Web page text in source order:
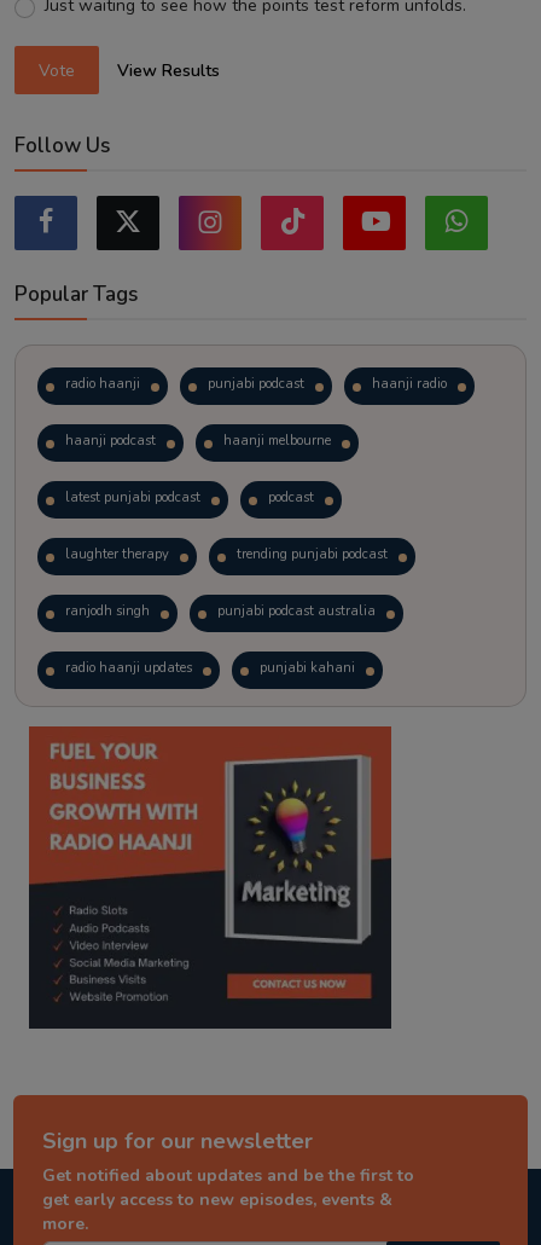
Just waiting to see how the points test reform unfolds.
Vote View Results
Follow Us
Popular Tags
radio haanji punjabi podcast haanji radio
haanji podcast haanji melbourne
latest punjabi podcast podcast
laughter therapy trending punjabi podcast
ranjodh singh punjabi podcast australia
radio haanji updates punjabi kahani
kitaab kahani punjabi story
Sign up for our newsletter
Get notified about updates and be the first to
get early access to new episodes, events &
more.